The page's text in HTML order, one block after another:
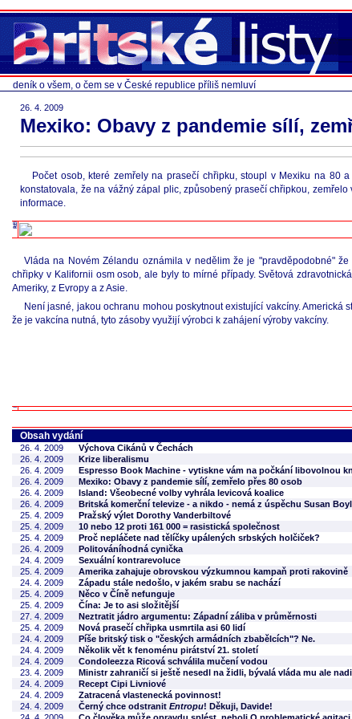
deník o všem, o čem se v České republice příliš nemluví
26. 4. 2009
Mexiko: Obavy z pandemie sílí,
Počet osob, které zemřely na prasečí chřipku, stoupl v Mexiku na 80
konstatovala, že na vážný zápal plic, způsobený prasečí chřipkou,
informace.
Vláda na Novém Zélandu oznámila v nedělim že je "pravděpodobné"
chřipky v Kalifornii osm osob, ale byly to mírné případy. Světová
Ameriky, z Evropy a z Asie.
Není jasné, jakou ochranu mohou poskytnout existující vakcíny.
že je vakcína nutná, tyto zásoby využijí výrobci k zahájení výroby vakcíny.
Obsah vydání
26. 4. 2009 Výchova Cikánů v Čechách
26. 4. 2009
Krize liberalismu
26. 4. 2009
Espresso Book Machine - vytiskne vám na počkání libovolnou
26. 4. 2009
Mexiko: Obavy z pandemie sílí, zemřelo přes 80 osob
26. 4. 2009
Island: Všeobecné volby vyhrála levicová koalice
26. 4. 2009
Britská komerční televize - a nikdo - nemá z úspěchu Susan
25. 4. 2009
Pražský výlet Dorothy Vanderbiltové
25. 4. 2009
10 nebo 12 proti 161 000 = rasistická společnost
25. 4. 2009
Proč nepláčete nad tělíčky upálených srbských holčiček?
26. 4. 2009
Politováníhodná cynička
24. 4. 2009
Sexuální kontrarevoluce
25. 4. 2009
Amerika zahajuje obrovskou výzkumnou kampaň proti rakovině
24. 4. 2009
Západu stále nedošlo, v jakém srabu se nachází
25. 4. 2009
Něco v Číně nefunguje
25. 4. 2009
Čína: Je to asi složitější
27. 4. 2009
Neztratit jádro argumentu: Západní záliba v průměrnosti
25. 4. 2009
Nová prasečí chřipka usmrtila asi 60 lidí
24. 4. 2009
Píše britský tisk o "českých armádních zbabělcích"? Ne.
24. 4. 2009
Několik vět k fenoménu pirátství 21. století
24. 4. 2009
Condoleezza Ricová schválila mučení vodou
23. 4. 2009
Ministr zahraničí si ještě nesedl na židli, bývalá vláda mu ale
24. 4. 2009
Recept Cipi Livniové
24. 4. 2009
Zatracená vlastenecká povinnost!
24. 4. 2009
Černý chce odstranit Entropu! Děkuji, Davide!